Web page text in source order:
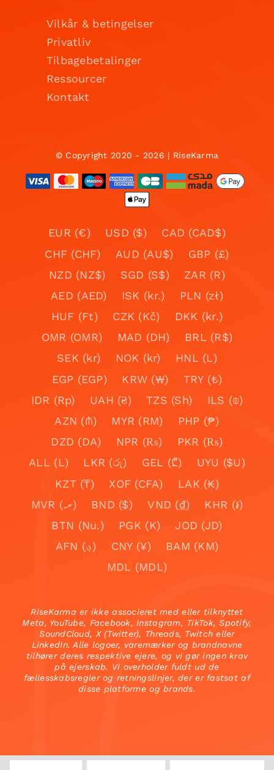
Vilkår & betingelser
Privatliv
Tilbagebetalinger
Ressourcer
Kontakt
© Copyright 2020 - 2026 | RiseKarma
EUR (€) USD ($)
CAD (CAD$)
CHF (CHF)
AUD (AU$)
GBP (£)
NZD (NZ$)
SGD (S$)
ZAR (R)
AED (AED)
ISK (kr.)
PLN (zł)
HUF (Ft)
CZK (Kč)
DKK (kr.)
OMR (OMR)
MAD (DH)
BRL (R$)
SEK (kr)
NOK (kr)
HNL (L)
EGP (EGP)
KRW (₩)
TRY (₺)
IDR (Rp)
UAH (₴) TZS (Sh)
ILS (₪)
AZN (₼)
MYR (RM)
PHP (₱)
DZD (DA)
NPR (₨)
PKR (₨)
ALL (L)
LKR (රු) GEL (₾)
UYU ($U)
KZT (₸)
XOF (CFA)
LAK (₭)
MVR (.ރ)
BND ($) VND (₫)
KHR (៛)
BTN (Nu.)
PGK (K)
JOD (JD)
AFN (؋)
CNY (¥)
BAM (KM)
MDL (MDL)
RiseKarma er ikke associeret med eller tilknyttet
Meta, YouTube, Facebook, Instagram, TikTok, Spotify,
SoundCloud, X (Twitter), Threads, Twitch eller
LinkedIn. Alle logoer, varemærker og brandnavne
tilhører deres respektive ejere, og vi gør ingen krav
på ejerskab. Vi overholder fuldt ud de
fællesskabsregler og retningslinjer, der er fastsat af
disse platforme og brands.